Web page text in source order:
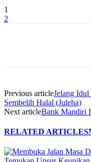
1
2
Previous articleJelang
Sembelih Halal (Juleha)
Next articleBank Mandiri
RELATED ARTICLES